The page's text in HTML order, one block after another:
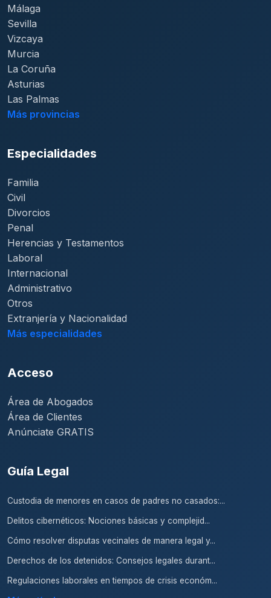
Málaga
Sevilla
Vizcaya
Murcia
La Coruña
Asturias
Las Palmas
Más provincias
Especialidades
Familia
Civil
Divorcios
Penal
Herencias y Testamentos
Laboral
Internacional
Administrativo
Otros
Extranjería y Nacionalidad
Más especialidades
Acceso
Área de Abogados
Área de Clientes
Anúnciate GRATIS
Guía Legal
Custodia de menores en casos de padres no casados:...
Delitos cibernéticos: Nociones básicas y complejid...
Cómo resolver disputas vecinales de manera legal y...
Derechos de los detenidos: Consejos legales durant...
Regulaciones laborales en tiempos de crisis económ...